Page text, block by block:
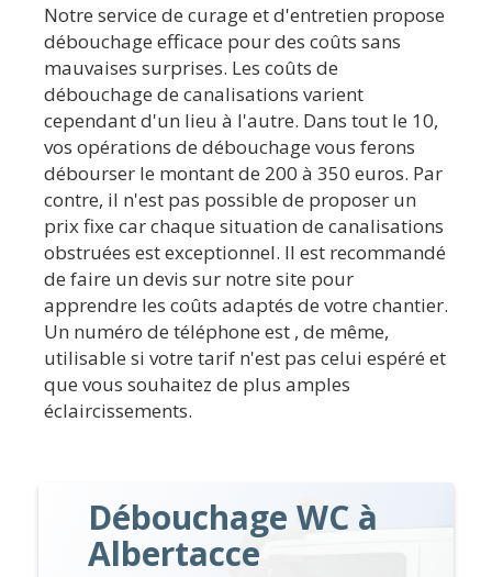
Notre service de curage et d'entretien propose
débouchage efficace pour des coûts sans
mauvaises surprises. Les coûts de
débouchage de canalisations varient
cependant d'un lieu à l'autre. Dans tout le 10,
vos opérations de débouchage vous ferons
débourser le montant de 200 à 350 euros. Par
contre, il n'est pas possible de proposer un
prix fixe car chaque situation de canalisations
obstruées est exceptionnel. Il est recommandé
de faire un devis sur notre site pour
apprendre les coûts adaptés de votre chantier.
Un numéro de téléphone est , de même,
utilisable si votre tarif n'est pas celui espéré et
que vous souhaitez de plus amples
éclaircissements.
Débouchage WC à
Albertacce